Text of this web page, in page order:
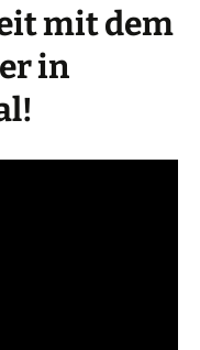
mit dem
in